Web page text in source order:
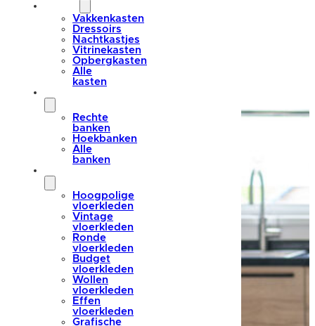
Vakkenkasten
Dressoirs
Nachtkastjes
Vitrinekasten
Opbergkasten
Alle
kasten
Rechte
banken
Hoekbanken
Alle
banken
Hoogpolige
vloerkleden
Vintage
vloerkleden
Ronde
vloerkleden
Budget
vloerkleden
Wollen
vloerkleden
Effen
vloerkleden
Grafische